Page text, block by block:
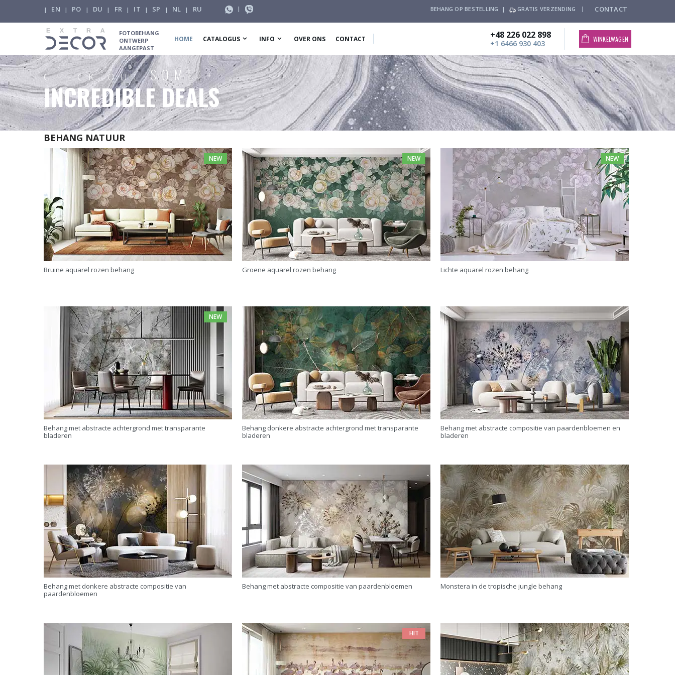
| EN | PO | DU | FR | IT | SP | NL | RU | BEHANG OP BESTELLING | GRATIS VERZENDING CONTACT
FOTOBEHANG
ONTWERP
AANGEPAST
HOME CATALOGUS INFO OVER ONS CONTACT +48 226 022 898
+1 6466 930 403 WINKELWAGEN
CHECK OUTSOME +
INCREDIBLE DEALS
BEHANG NATUUR
NEW
Bruine aquarel rozen behang
NEW
Groene aquarel rozen behang
NEW
Lichte aquarel rozen behang
NEW
Behang met abstracte achtergrond met transparante
bladeren
Behang donkere abstracte achtergrond met transparante
bladeren
Behang met abstracte compositie van paardenbloemen en
bladeren
Behang met donkere abstracte compositie van
paardenbloemen
Behang met abstracte compositie van paardenbloemen Monstera in de tropische jungle behang
HIT